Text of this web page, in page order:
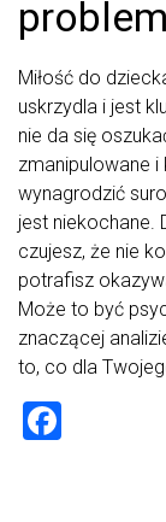
Miłość do
uskrzydla i jest
nie da się
zmanipulowane
wynagrodzić
jest niekochane.
czujesz, że nie
potrafisz
Może to być
znaczącej
to, co dla